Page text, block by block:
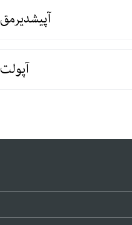
آپیشدیرمق
آپولت